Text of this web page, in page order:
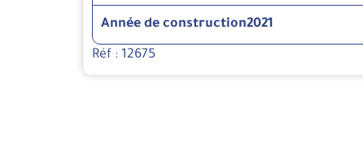
Année de construction2021
Réf : 12675